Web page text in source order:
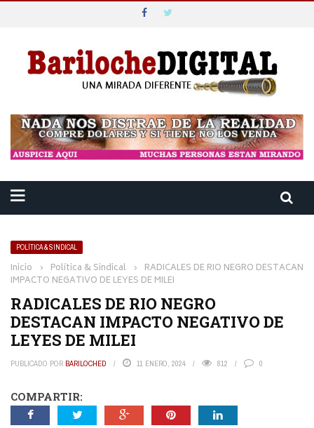
POLÍTICA & SINDICAL
Inicio › Política & Sindical › RADICALES DE RIO NEGRO DESTACAN
IMPACTO NEGATIVO DE LEYES DE MILEI
RADICALES DE RIO NEGRO
DESTACAN IMPACTO NEGATIVO DE
LEYES DE MILEI
PUBLICADO POR BARILOCHED 11 ENERO, 2024 812 0
COMPARTIR: